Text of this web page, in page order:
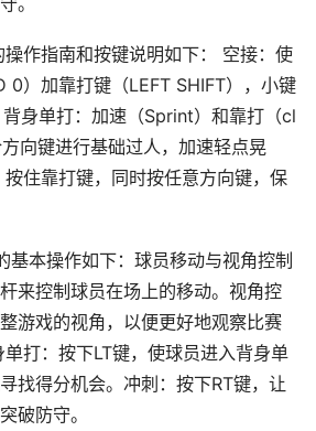
作指南和按键说明如下： 空接：使
0）加靠打键（LEFT SHIFT），小键
身单打：加速（Sprint）和靠打（cl
向键进行基础过人，加速轻点晃
住靠打键，同时按任意方向键，保
基本操作如下：球员移动与视角控制
来控制球员在场上的移动。视角控
游戏的视角，以便更好地观察比赛
打：按下LT键，使球员进入背身单
找得分机会。冲刺：按下RT键，让
破防守。